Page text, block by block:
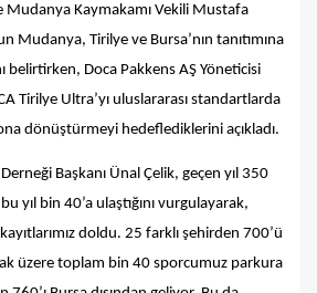
Mudanya Kaymakamı Vekili Mustafa
Mudanya, Tirilye ve Bursa’nın tanıtımına
belirtirken, Doca Pakkens AŞ Yöneticisi
Tirilye Ultra’yı uluslararası standartlarda
dönüştürmeyi hedeflediklerini açıkladı.
Başkanı Ünal Çelik, geçen yıl 350
bu yıl bin 40’a ulaştığını vurgulayarak,
doldu. 25 farklı şehirden 700’ü
üzere toplam bin 40 sporcumuz parkura